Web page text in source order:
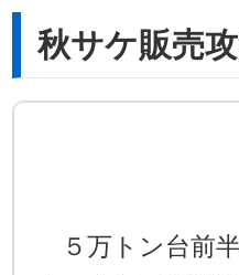
秋サケ販売
５万トン台前